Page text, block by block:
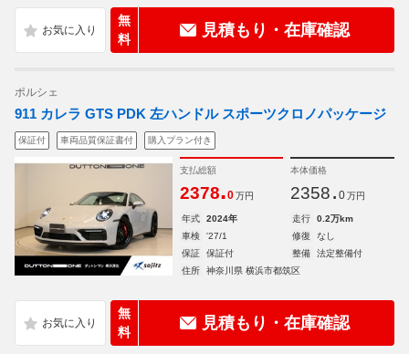
無
料
見積もり・在庫確認
ポルシェ
911 カレラ GTS PDK 左ハンドル スポーツクロノパッケージ
保証付 車両品質保証書付 購入プラン付き
支払総額
2378.0 万円
本体価格
2358. 0 万円
年式 2024年 走行
0.2万km
車検
'27/1 修復
なし
保証
保証付 整備
法定整備付
住所
神奈川県 横浜市都筑区
無
料
見積もり・在庫確認